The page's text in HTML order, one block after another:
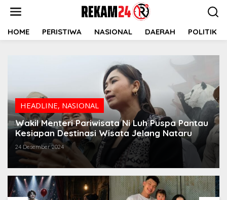
HOME PERISTIWA NASIONAL DAERAH POLITIK
HEADLINE, NASIONAL
Wakil Menteri Pariwisata Ni Luh Puspa Pantau
Kesiapan Destinasi Wisata Jelang Nataru
24 Desember 2024